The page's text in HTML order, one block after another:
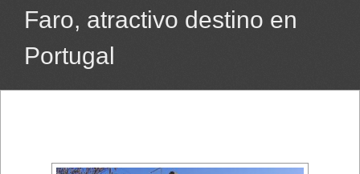
Faro, atractivo destino en
Portugal